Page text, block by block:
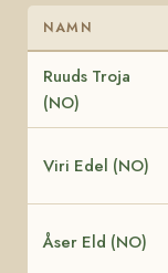
NAMN
Ruuds Troja
(NO)
Viri Edel (NO)
Åser Eld (NO)